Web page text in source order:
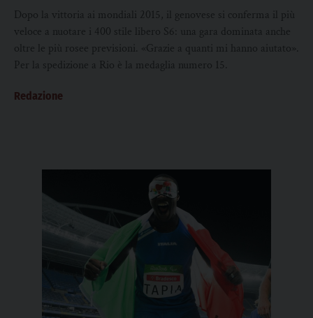
Dopo la vittoria ai mondiali 2015, il genovese si conferma il più
veloce a nuotare i 400 stile libero S6: una gara dominata anche
oltre le più rosee previsioni. «Grazie a quanti mi hanno aiutato».
Per la spedizione a Rio è la medaglia numero 15.
Redazione